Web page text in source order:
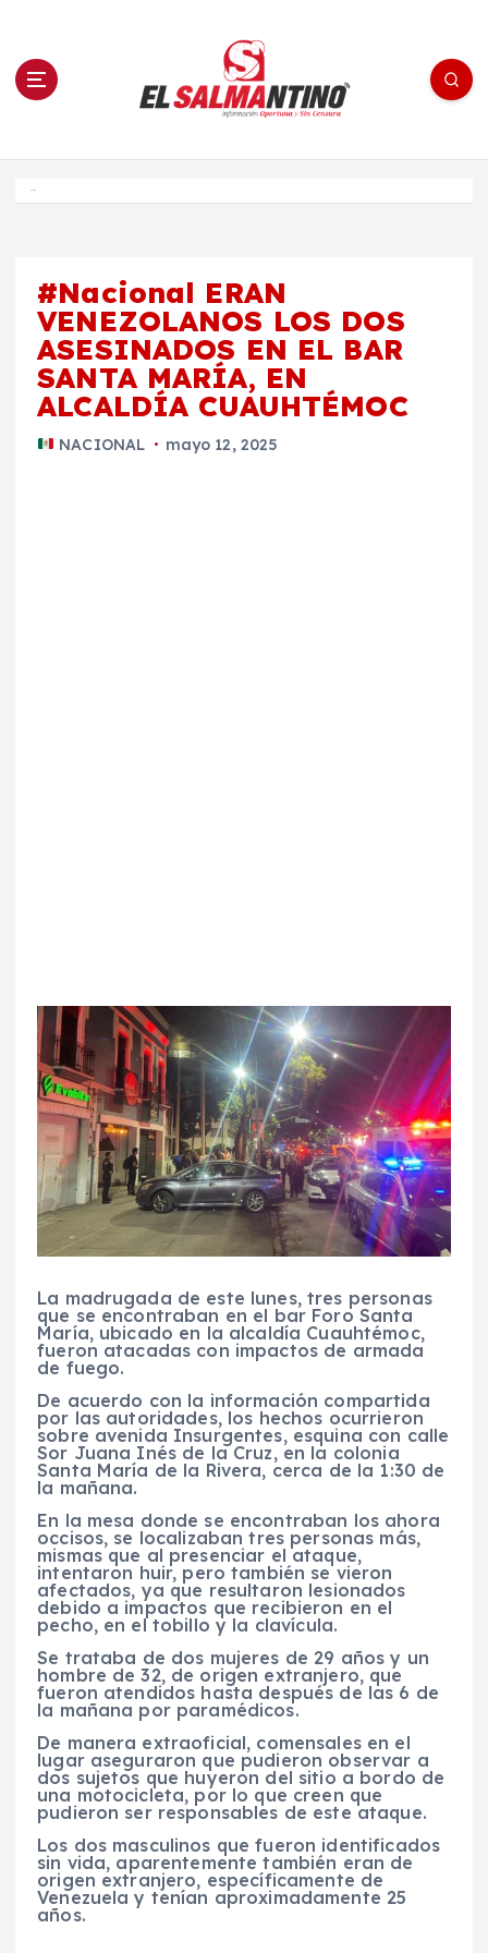
n El Salmantino - medios/noticias/editorial
#Nacional ERAN
VENEZOLANOS LOS DOS
ASESINADOS EN EL BAR
SANTA MARÍA, EN
ALCALDÍA CUAUHTÉMOC
NACIONAL mayo 12, 2025
La madrugada de este lunes, tres personas
que se encontraban en el bar Foro Santa
María, ubicado en la alcaldía Cuauhtémoc,
fueron atacadas con impactos de armada
de fuego.
De acuerdo con la información compartida
por las autoridades, los hechos ocurrieron
sobre avenida Insurgentes, esquina con calle
Sor Juana Inés de la Cruz, en la colonia
Santa María de la Rivera, cerca de la 1:30 de
la mañana.
En la mesa donde se encontraban los ahora
occisos, se localizaban tres personas más,
mismas que al presenciar el ataque,
intentaron huir, pero también se vieron
afectados, ya que resultaron lesionados
debido a impactos que recibieron en el
pecho, en el tobillo y la clavícula.
Se trataba de dos mujeres de 29 años y un
hombre de 32, de origen extranjero, que
fueron atendidos hasta después de las 6 de
la mañana por paramédicos.
De manera extraoficial, comensales en el
lugar aseguraron que pudieron observar a
dos sujetos que huyeron del sitio a bordo de
una motocicleta, por lo que creen que
pudieron ser responsables de este ataque.
Los dos masculinos que fueron identificados
sin vida, aparentemente también eran de
origen extranjero, específicamente de
Venezuela y tenían aproximadamente 25
años.